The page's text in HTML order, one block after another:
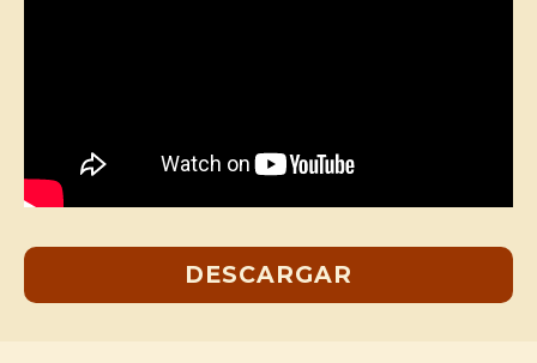
DESCARGAR